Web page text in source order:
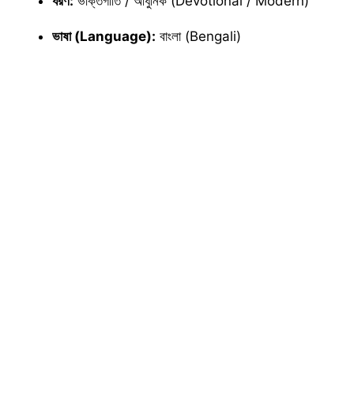
ভাষা (Language): বাংলা (Bengali)